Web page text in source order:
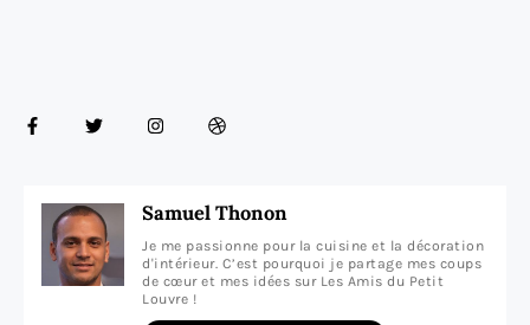
Samuel Thonon
Je me passionne pour la cuisine et la décoration
d'intérieur. C’est pourquoi je partage mes coups
de cœur et mes idées sur Les Amis du Petit
Louvre !